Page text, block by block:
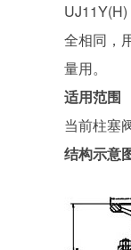
全相同，
量用。
适用范围
当前柱塞
结构示意